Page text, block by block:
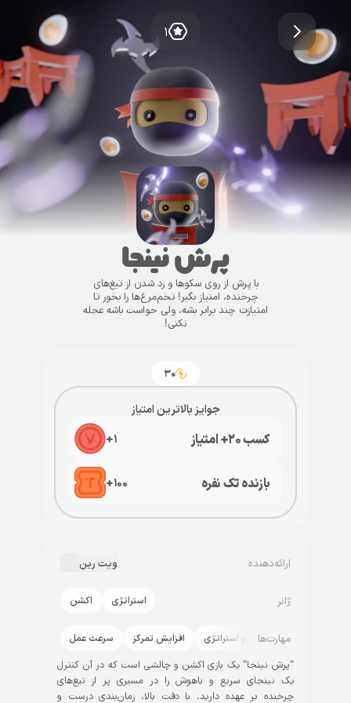
۱
پرش نینجا
با پرش از روی سکوها و رد شدن از تیغ‌های
چرخنده، امتیاز بگیر! تخم‌مرغ‌ها را بخور تا
امتیازت چند برابر بشه، ولی حواست باشه عجله
نکنی!
۳۰
جوایز بالاترین امتیاز
کسب ۲۰+ امتیاز +۱
بازنده تک نفره +۱۰۰
ارائه‌دهنده ویت رین
ژانر اکشن استراتژی
مهارت‌ها سرعت عمل افزایش تمرکز برنامه‌ریزی و استراتژی
"پرش نینجا" یک بازی اکشن و چالشی است که در آن کنترل
یک نینجای سریع و باهوش را در مسیری پر از تیغ‌های
چرخنده بر عهده دارید. با دقت بالا، زمان‌بندی درست و